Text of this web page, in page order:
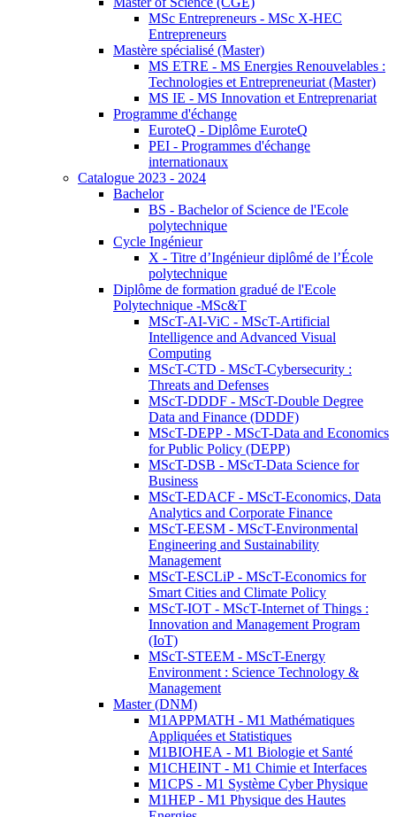
MSc Entrepreneurs - MSc X-HEC
Entrepreneurs
Mastère spécialisé (Master)
MS ETRE - MS Energies Renouvelables :
Technologies et Entrepreneuriat (Master)
MS IE - MS Innovation et Entreprenariat
Programme d'échange
EuroteQ - Diplôme EuroteQ
PEI - Programmes d'échange
internationaux
Catalogue 2023 - 2024
Bachelor
BS - Bachelor of Science de l'Ecole
polytechnique
Cycle Ingénieur
X - Titre d’Ingénieur diplômé de l’École
polytechnique
Diplôme de formation gradué de l'Ecole
Polytechnique -MSc&T
MScT-AI-ViC - MScT-Artificial
Intelligence and Advanced Visual
Computing
MScT-CTD - MScT-Cybersecurity :
Threats and Defenses
MScT-DDDF - MScT-Double Degree
Data and Finance (DDDF)
MScT-DEPP - MScT-Data and Economics
for Public Policy (DEPP)
MScT-DSB - MScT-Data Science for
Business
MScT-EDACF - MScT-Economics, Data
Analytics and Corporate Finance
MScT-EESM - MScT-Environmental
Engineering and Sustainability
Management
MScT-ESCLiP - MScT-Economics for
Smart Cities and Climate Policy
MScT-IOT - MScT-Internet of Things :
Innovation and Management Program
(IoT)
MScT-STEEM - MScT-Energy
Environment : Science Technology &
Management
Master (DNM)
M1APPMATH - M1 Mathématiques
Appliquées et Statistiques
M1BIOHEA - M1 Biologie et Santé
M1CHEINT - M1 Chimie et Interfaces
M1CPS - M1 Système Cyber Physique
M1HEP - M1 Physique des Hautes